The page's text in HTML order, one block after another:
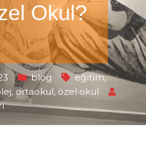
Okul?
blog eğitim,
, ortaokul, özel okul